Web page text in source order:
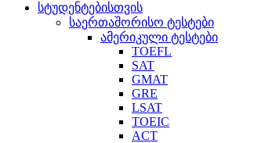
სტუდენტებისთვის
საერთაშორისო ტესტები
ამერიკული ტესტები
TOEFL
SAT
GMAT
GRE
LSAT
TOEIC
ACT